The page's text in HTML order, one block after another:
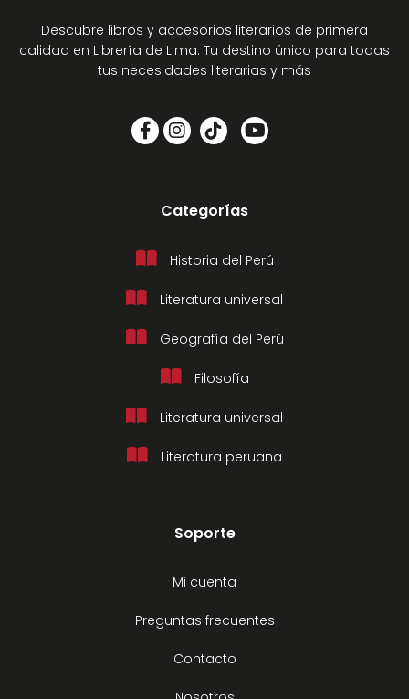
Descubre libros y accesorios literarios de primera
calidad en Librería de Lima. Tu destino único para todas
tus necesidades literarias y más
Categorías
Historia del Perú
Literatura universal
Geografía del Perú
Filosofía
Literatura universal
Literatura peruana
Soporte
Mi cuenta
Preguntas frecuentes
Contacto